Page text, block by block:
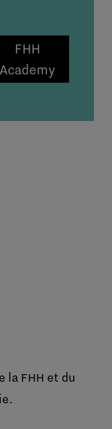
FHH
Academy
la FHH et du